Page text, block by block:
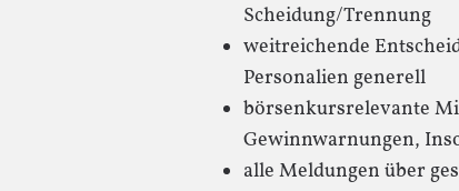
Scheidung/Trennung
weitreichende
Personalien generell
börsenkursrelevante
Gewinnwarnungen,
alle Meldungen über